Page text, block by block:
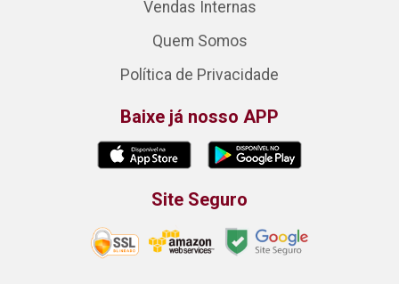
Vendas Internas
Quem Somos
Política de Privacidade
Baixe já nosso APP
Site Seguro